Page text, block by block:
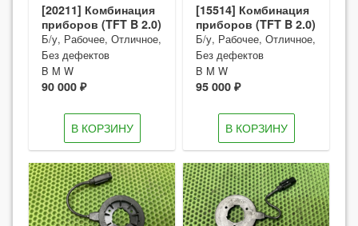
[20211] Комбинация
приборов (TFT B 2.0)
Б/у, Рабочее, Отличное,
Без дефектов
B M W
90 000 ₽
В КОРЗИНУ
[15514] Комбинация
приборов (TFT B 2.0)
Б/у, Рабочее, Отличное,
Без дефектов
B M W
95 000 ₽
В КОРЗИНУ